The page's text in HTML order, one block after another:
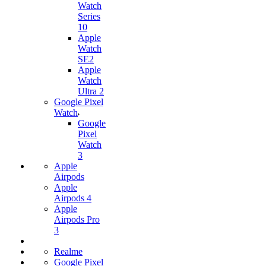
Watch
Series
10
Apple
Watch
SE2
Apple
Watch
Ultra 2
Google Pixel
Watch
Google
Pixel
Watch
3
Apple
Airpods
Apple
Airpods 4
Apple
Airpods Pro
3
Realme
Google Pixel